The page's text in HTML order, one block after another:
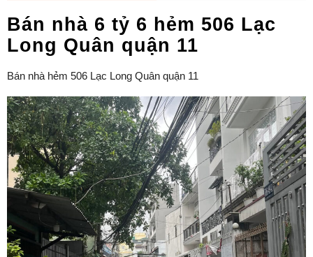
Bán nhà 6 tỷ 6 hẻm 506 Lạc
Long Quân quận 11
Bán nhà hẻm 506 Lạc Long Quân quận 11